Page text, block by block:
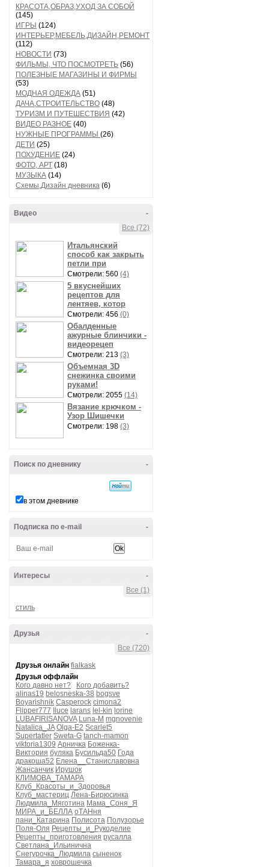
КРАСОТА,ОБРАЗ,УХОД ЗА СОБОЙ
(145)
ИГРЫ (124)
ИНТЕРЬЕР,МЕБЕЛЬ,ДИЗАЙН,РЕМОНТ
(112)
НОВОСТИ (73)
ФИЛЬМЫ, ЧТО ПОСМОТРЕТЬ (56)
ПОЛЕЗНЫЕ МАГАЗИНЫ И ФИРМЫ
(53)
МОДНАЯ ОДЕЖДА (51)
ДАЧА,СТРОИТЕЛЬСТВО (48)
ТУРИЗМ И ПУТЕШЕСТВИЯ (42)
ВИДЕО РАЗНОЕ (40)
НУЖНЫЕ ПРОГРАММЫ (26)
ДЕТИ (25)
ПОХУДЕНИЕ (24)
ФОТО, АРТ (18)
МУЗЫКА (14)
Схемы,Дизайн дневника (6)
-
Видео
Все (72)
Итальянский
способ как закрыть
петли при
Смотрели: 560 (4)
5 вкуснейших
рецептов для
лентяев, котор
Смотрели: 456 (0)
Обалденные
ажурные блинчики -
видеорецеп
Смотрели: 213 (3)
Объемная 3D
снежинка своими
руками!
Смотрели: 2055 (14)
Вязание крючком -
Узор Шишечки
Смотрели: 198 (3)
-
Поиск по дневнику
в этом дневнике
-
Подписка по e-mail
-
Интересы
Все (1)
стиль
-
Друзья
Все (720)
Друзья онлайн fialkask
Друзья оффлайн
Кого давно нет?
Кого добавить?
alinas19 belosneska-38 bogsve
Boyarishnik Casperock cimona2
Flipper777
Iluce larans lel-kin lorine
LUBAFIRISANOVA Luna-M mgnovenie
Natalica_JA Olga-E2 Scarlet5
Supertatler Sweta-G tanch-mamon
viktoria1309 Арничка Боженка-
Виктория буляка Бусильда50 Года
дракоша52 Елена__Станиславовна
Жансанчик Ирушок
КЛИМОВА_ТАМАРА
Клуб_Красоты_и_Здоровья
Клуб_мастериц Лена-Бирюсинка
Людмила_Мяготина Мама_Соня_Я
МИРА_и_БЕЛЛА оТАНня
пани_Катарина Полисота Полузорье
Поля-Оля Рецепты_и_Рукоделие
Рецепты_приготовления русалла
Светлана_Ильинична
Снегурочка_Людмила сыненок
Тамара_я ховрошечка